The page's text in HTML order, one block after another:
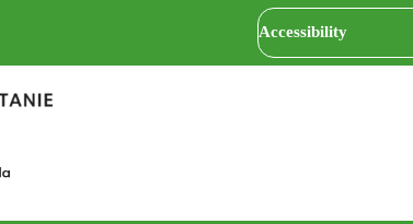
Accessibility